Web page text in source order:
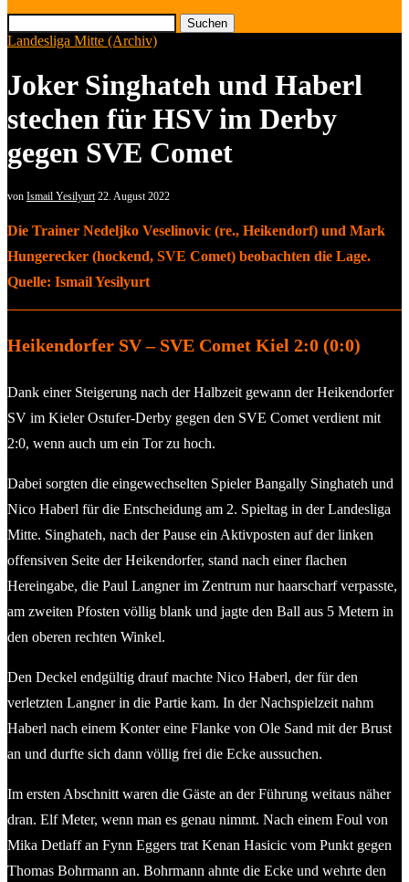
Suchen
Landesliga Mitte (Archiv)
Joker Singhateh und Haberl
stechen für HSV im Derby
gegen SVE Comet
von Ismail Yesilyurt 22. August 2022
Die Trainer Nedeljko Veselinovic (re., Heikendorf) und Mark
Hungerecker (hockend, SVE Comet) beobachten die Lage.
Quelle: Ismail Yesilyurt
Heikendorfer SV – SVE Comet Kiel 2:0 (0:0)
Dank einer Steigerung nach der Halbzeit gewann der Heikendorfer
SV im Kieler Ostufer-Derby gegen den SVE Comet verdient mit
2:0, wenn auch um ein Tor zu hoch.
Dabei sorgten die eingewechselten Spieler Bangally Singhateh und
Nico Haberl für die Entscheidung am 2. Spieltag in der Landesliga
Mitte. Singhateh, nach der Pause ein Aktivposten auf der linken
offensiven Seite der Heikendorfer, stand nach einer flachen
Hereingabe, die Paul Langner im Zentrum nur haarscharf verpasste,
am zweiten Pfosten völlig blank und jagte den Ball aus 5 Metern in
den oberen rechten Winkel.
Den Deckel endgültig drauf machte Nico Haberl, der für den
verletzten Langner in die Partie kam. In der Nachspielzeit nahm
Haberl nach einem Konter eine Flanke von Ole Sand mit der Brust
an und durfte sich dann völlig frei die Ecke aussuchen.
Im ersten Abschnitt waren die Gäste an der Führung weitaus näher
dran. Elf Meter, wenn man es genau nimmt. Nach einem Foul von
Mika Detlaff an Fynn Eggers trat Kenan Hasicic vom Punkt gegen
Thomas Bohrmann an. Bohrmann ahnte die Ecke und wehrte den